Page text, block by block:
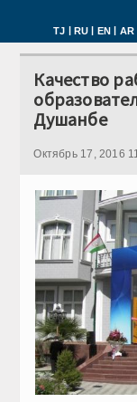
TJ | RU | EN | AR
Качество
Душанбе
Октябрь 17, 2016